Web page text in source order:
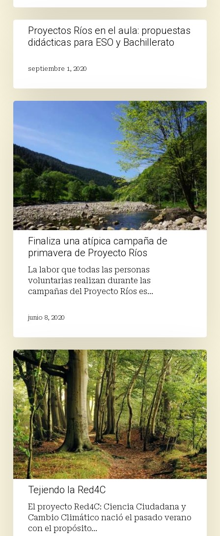
Proyectos
Ríos
aula:
didácticas
para
Proyectos Ríos en el aula: propuestas
didácticas para ESO y Bachillerato
septiembre 1, 2020
Finaliza
atípica
de
primavera
de
Proyecto
Ríos
Finaliza una atípica campaña de
primavera de Proyecto Ríos
La labor que todas las personas
voluntarias realizan durante las
campañas del Proyecto Ríos es…
junio 8, 2020
Tejiendo
la
Red4C
Tejiendo la Red4C
El proyecto Red4C: Ciencia Ciudadana y
Cambio Climático nació el pasado verano
con el propósito…